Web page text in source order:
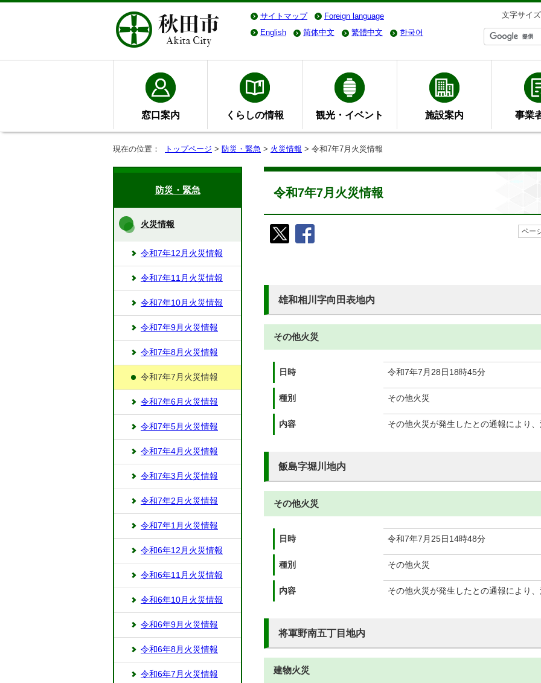
サイトマップ Foreign language 文字サイズ
English
简体中文 繁體中文 한국어
窓口案内 くらしの情報 観光・イベント 施設案内 事業
現在の位置： トップページ > 防災・緊急 > 火災情報 > 令和7年7月火災情報
令和7年7月火災情報
ペー
雄和相川字向田表地内
その他火災
日時 令和7年7月28日18時45分
種別 その他火災
内容 その他火災が発生したとの通報により、
飯島字堀川地内
その他火災
日時 令和7年7月25日14時48分
種別 その他火災
内容 その他火災が発生したとの通報により、
将軍野南五丁目地内
建物火災
防災・緊急
火災情報
令和7年12月火災情報
令和7年11月火災情報
令和7年10月火災情報
令和7年9月火災情報
令和7年8月火災情報
令和7年7月火災情報
令和7年6月火災情報
令和7年5月火災情報
令和7年4月火災情報
令和7年3月火災情報
令和7年2月火災情報
令和7年1月火災情報
令和6年12月火災情報
令和6年11月火災情報
令和6年10月火災情報
令和6年9月火災情報
令和6年8月火災情報
令和6年7月火災情報